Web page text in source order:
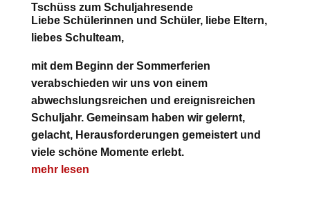
Tschüss zum Schuljahresende
Liebe Schülerinnen und Schüler, liebe Eltern,
liebes Schulteam,
mit dem Beginn der Sommerferien
verabschieden wir uns von einem
abwechslungsreichen und ereignisreichen
Schuljahr. Gemeinsam haben wir gelernt,
gelacht, Herausforderungen gemeistert und
viele schöne Momente erlebt.
mehr lesen